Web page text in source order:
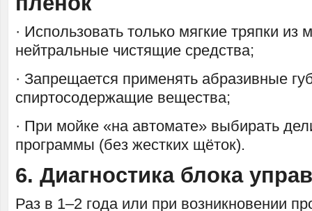
· Использовать только мягкие тряпки
нейтральные чистящие средства;
· Запрещается применять абразивные
спиртосодержащие вещества;
· При мойке «на автомате» выбирать
программы (без жестких щёток).
6. Диагностика блока
Раз в 1–2 года или при возникновении